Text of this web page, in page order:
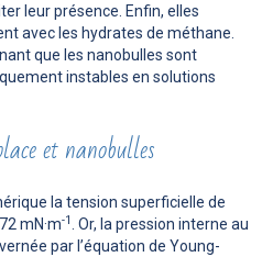
leur présence. Enfin, elles
avec les hydrates de méthane.
que les nanobulles sont
instables en solutions
et nanobulles
la tension superficielle de
mN·m-1. Or, la pression interne au
par l’équation de Young-